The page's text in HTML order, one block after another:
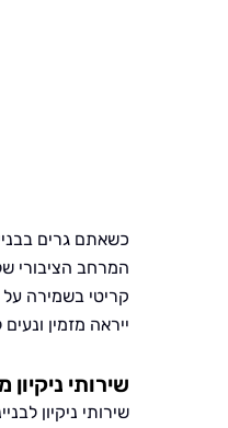
כשאתם גרים
המרחב הציבורי
קריטי בשמירה על
ייראה מזמין
שירותי
שירותי ניקיון